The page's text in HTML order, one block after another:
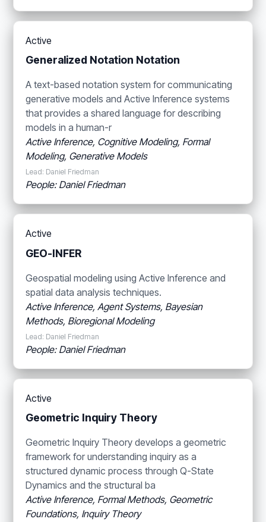
Active
Generalized Notation Notation
A text-based notation system for communicating
generative models and Active Inference systems
that provides a shared language for describing
models in a human-r
Active Inference, Cognitive Modeling, Formal
Modeling, Generative Models
Lead: Daniel Friedman
People: Daniel Friedman
Active
GEO-INFER
Geospatial modeling using Active Inference and
spatial data analysis techniques.
Active Inference, Agent Systems, Bayesian
Methods, Bioregional Modeling
Lead: Daniel Friedman
People: Daniel Friedman
Active
Geometric Inquiry Theory
Geometric Inquiry Theory develops a geometric
framework for understanding inquiry as a
structured dynamic process through Q-State
Dynamics and the structural ba
Active Inference, Formal Methods, Geometric
Foundations, Inquiry Theory